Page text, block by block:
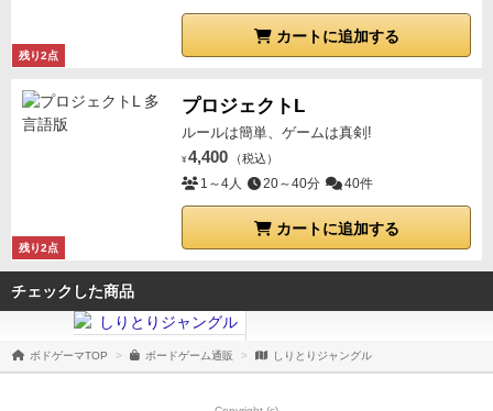
残り2点
カートに追加する
残り2点
プロジェクトL
ルールは簡単、ゲームは真剣!
¥ 4,400 （税込）
1～4人 20～40分 40件
カートに追加する
チェックした商品
ボドゲーマTOP ボードゲーム通販 しりとりジャングル